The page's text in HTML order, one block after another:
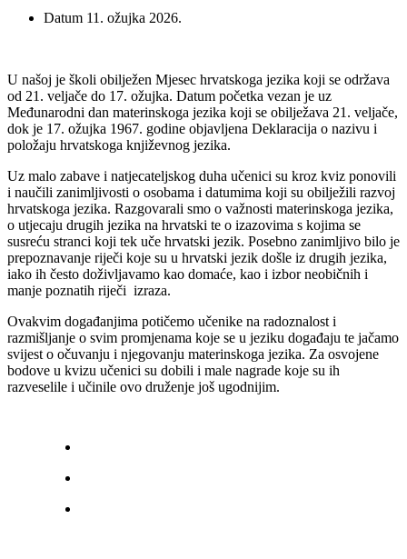
Datum 11. ožujka 2026.
U našoj je školi obilježen Mjesec hrvatskoga jezika koji se održava
od 21. veljače do 17. ožujka. Datum početka vezan je uz
Međunarodni dan materinskoga jezika koji se obilježava 21. veljače,
dok je 17. ožujka 1967. godine objavljena Deklaracija o nazivu i
položaju hrvatskoga književnog jezika.
Uz malo zabave i natjecateljskog duha učenici su kroz kviz ponovili
i naučili zanimljivosti o osobama i datumima koji su obilježili razvoj
hrvatskoga jezika. Razgovarali smo o važnosti materinskoga jezika,
o utjecaju drugih jezika na hrvatski te o izazovima s kojima se
susreću stranci koji tek uče hrvatski jezik. Posebno zanimljivo bilo je
prepoznavanje riječi koje su u hrvatski jezik došle iz drugih jezika,
iako ih često doživljavamo kao domaće, kao i izbor neobičnih i
manje poznatih riječi izraza.
Ovakvim događanjima potičemo učenike na radoznalost i
razmišljanje o svim promjenama koje se u jeziku događaju te jačamo
svijest o očuvanju i njegovanju materinskoga jezika. Za osvojene
bodove u kvizu učenici su dobili i male nagrade koje su ih
razveselile i učinile ovo druženje još ugodnijim.